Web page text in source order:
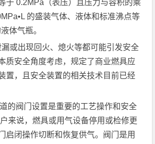
于 0.2MPa（表压）且压力与容积的乘
的盛装气体、液体和标准沸点等
体气瓶。
或出现回火、熄火等都可能引发安全
质安全角度考虑，规定了商业燃具应
置，且安全装置的相关技术目前已经
的阀门设置是重要的工艺操作和安全
来说，燃具或用气设备停用或检修更
启闭操作切断和恢复供气。阀门是用